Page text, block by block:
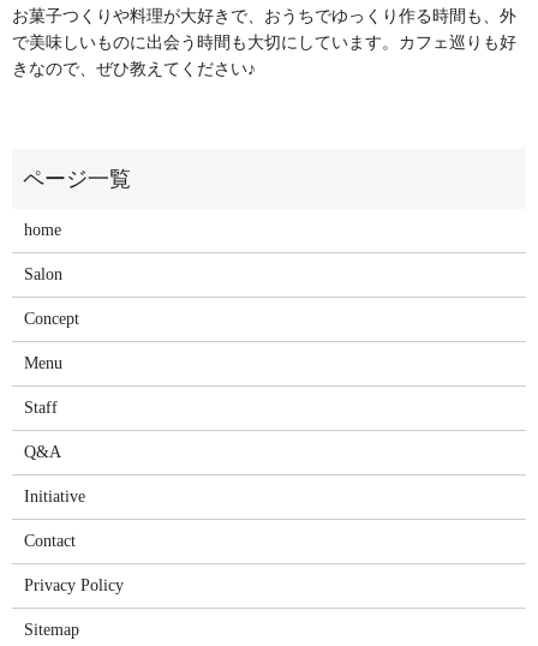
お菓子つくりや料理が大好きで、おうちでゆっくり作る時間も、外
で美味しいものに出会う時間も大切にしています。カフェ巡りも好
きなので、ぜひ教えてください♪
home
Salon
Concept
Menu
Staff
Q&A
Initiative
Contact
Privacy Policy
Sitemap